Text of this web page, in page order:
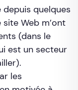
depuis quelques
site Web m’ont
(dans le
est un secteur
les